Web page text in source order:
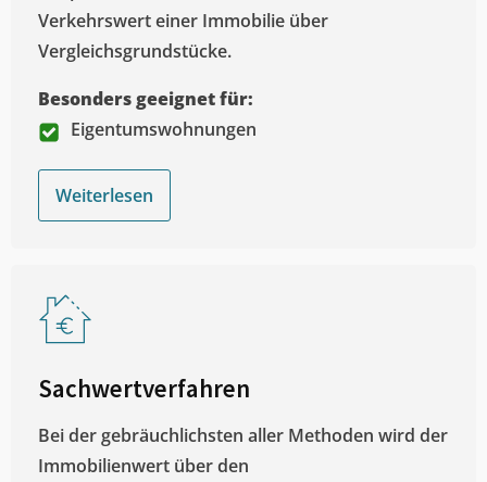
Verkehrswert einer Immobilie über
Vergleichsgrundstücke.
Besonders geeignet für:
Eigentumswohnungen
Weiterlesen
Sachwertverfahren
Bei der gebräuchlichsten aller Methoden wird der
Immobilienwert über den